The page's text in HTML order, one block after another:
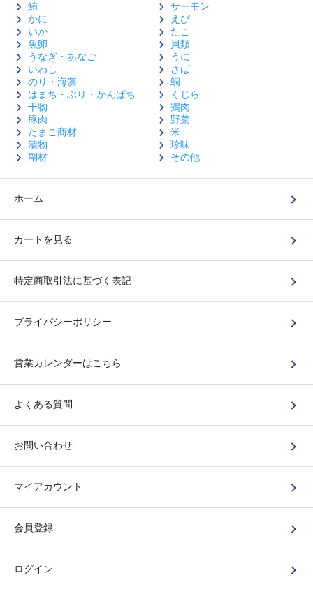
鮪
サーモン
かに
えび
いか
たこ
魚卵
貝類
うなぎ・あなご
うに
いわし
さば
のり・海藻
鯛
はまち・ぶり・かんぱち
くじら
干物
鶏肉
豚肉
野菜
たまご商材
米
漬物
珍味
副材
その他
ホーム
カートを見る
特定商取引法に基づく表記
プライバシーポリシー
営業カレンダーはこちら
よくある質問
お問い合わせ
マイアカウント
会員登録
ログイン